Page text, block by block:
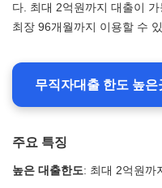
다. 최대 2억원까지 대출이
최장 96개월까지 이용할 수
무직자대출 한도 높
주요 특징
높은 대출한도: 최대 2억원까